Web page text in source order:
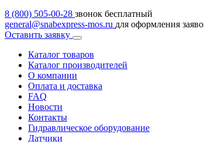
8 (800) 505-00-28 звонок бесплатный
general@snabexpress-mos.ru для оформления
Оставить заявку
Каталог товаров
Каталог производителей
О компании
Оплата и доставка
FAQ
Новости
Контакты
Гидравлическое оборудование
Датчики